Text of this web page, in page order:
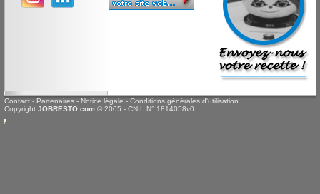
Contact - Partenaires - Notice légale - Conditions générales d'utilisation
Copyright JOBRESTO.com © 2005 - CNIL N° 1814058v0